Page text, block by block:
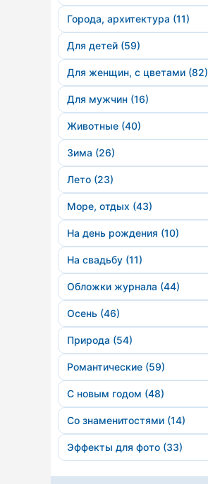
Города, архитектура (11)
Для детей (59)
Для женщин, с цветами (82)
Для мужчин (16)
Животные (40)
Зима (26)
Лето (23)
Море, отдых (43)
На день рождения (10)
На свадьбу (11)
Обложки журнала (44)
Осень (46)
Природа (54)
Романтические (59)
С новым годом (48)
Со знаменитостями (14)
Эффекты для фото (33)